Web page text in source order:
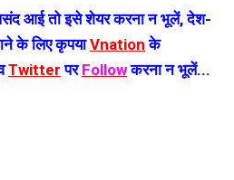
आई तो इसे शेयर करना न भूलें, देश-
के लिए कृपयाVnation के
Twitter परFollowकरना न भूलें...